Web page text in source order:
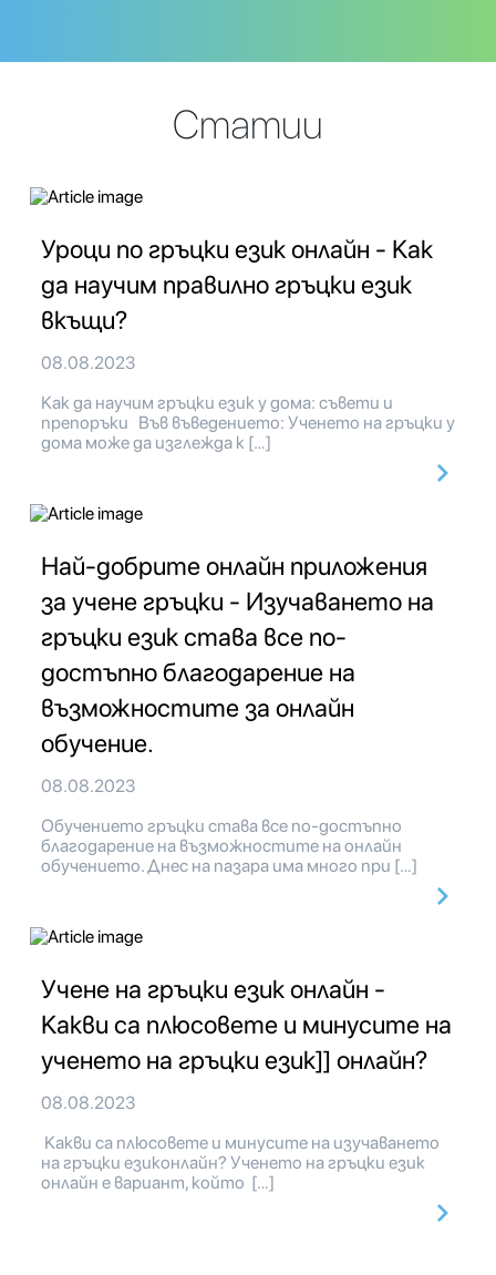
Статии
Уроци по гръцки език онлайн - Как
да научим правилно гръцки език
вкъщи?
08.08.2023
Как да научим гръцки език у дома: съвети и
препоръки Във въведението: Ученето на гръцки у
дома може да изглежда к […]
Най-добрите онлайн приложения
за учене гръцки - Изучаването на
гръцки език става все по-
достъпно благодарение на
възможностите за онлайн
обучение.
08.08.2023
Обучението гръцки става все по-достъпно
благодарение на възможностите на онлайн
обучението. Днес на пазара има много при […]
Учене на гръцки език онлайн -
Какви са плюсовете и минусите на
ученето на гръцки език]] онлайн?
08.08.2023
Какви са плюсовете и минусите на изучаването
на гръцки езиконлайн? Ученето на гръцки език
онлайн е вариант, който […]